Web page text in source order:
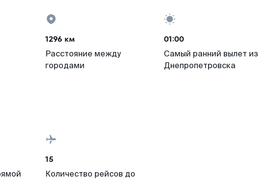
1296 км
Расстояние между
городами
01:00
Самый ранний вылет из
Днепропетровска
15
Количество рейсов до